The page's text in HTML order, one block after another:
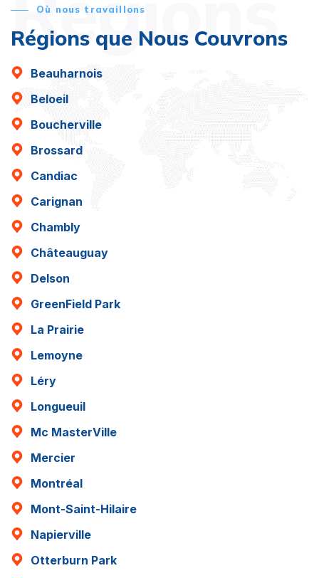
Où nous travaillons
Régions que Nous Couvrons
Beauharnois
Beloeil
Boucherville
Brossard
Candiac
Carignan
Chambly
Châteauguay
Delson
GreenField Park
La Prairie
Lemoyne
Léry
Longueuil
Mc MasterVille
Mercier
Montréal
Mont-Saint-Hilaire
Napierville
Otterburn Park